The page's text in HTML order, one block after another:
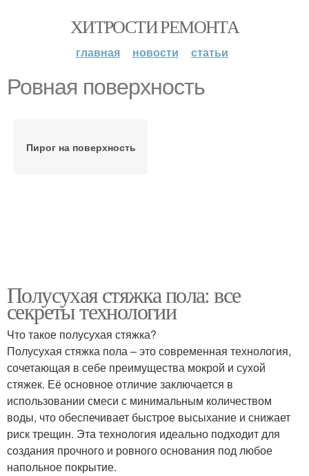
ХИТРОСТИ РЕМОНТА
главная новости статьи
Ровная поверхность
Пирог на поверхность
Полусухая стяжка пола: все
секреты технологии
Что такое полусухая стяжка?
Полусухая стяжка пола – это современная технология,
сочетающая в себе преимущества мокрой и сухой
стяжек. Её основное отличие заключается в
использовании смеси с минимальным количеством
воды, что обеспечивает быстрое высыхание и снижает
риск трещин. Эта технология идеально подходит для
создания прочного и ровного основания под любое
напольное покрытие.